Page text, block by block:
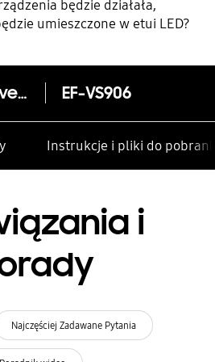
będzie działała,
umieszczone w etui LED?
Etui Leather Cover do Galaxy S22+ EF-VS906
Instrukcje i pliki do
i
Najczęściej Zadawane Pytania